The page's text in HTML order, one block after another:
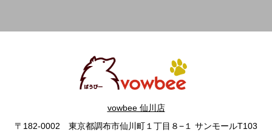
vowbee 仙川店
〒182-0002 東京都調布市仙川町１丁目８−１ サンモールT103